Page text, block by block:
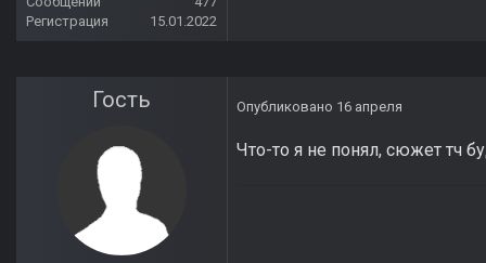
Регистрация
15.01.2022
Гость Опубликовано 16 апреля
Что-то я не понял, сюжет тч